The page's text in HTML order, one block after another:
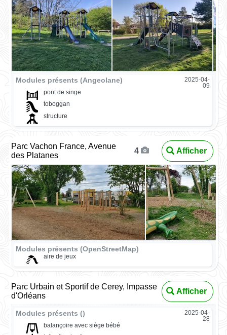
Modules présents (Angeolane)
2025-04-
09
pont de singe
toboggan
structure
Parc Vachon France, Avenue
des Platanes
4 Afficher
Modules présents (OpenStreetMap)
aire de jeux
Parc Urbain et Sportif de Cerey, Impasse
d'Orléans
Afficher
Modules présents ()
2025-04-
28
balançoire avec siège bébé